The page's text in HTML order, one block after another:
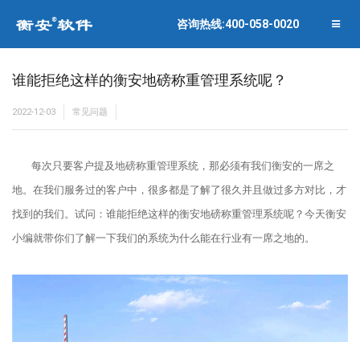
咨询热线:400-058-0020
谁能拒绝这样的衡安地磅称重管理系统呢？
2022-12-03 常见问题
每次只要客户提及地磅称重管理系统，那必须有我们衡安的一席之
地。在我们服务过的客户中，很多都是了解了很久并且做过多方对比，才
找到的我们。试问：谁能拒绝这样的衡安地磅称重管理系统呢？今天衡安
小编就带你们了解一下我们的系统为什么能在行业有一席之地的。